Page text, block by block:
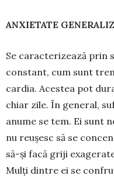
ANXIETATE
Se caracterizează prin
constant, cum sunt
cardia. Acestea pot
chiar zile. În general,
anu­me se tem. Ei sunt
nu reușesc să se
să-și facă griji
Mulți dintre ei se